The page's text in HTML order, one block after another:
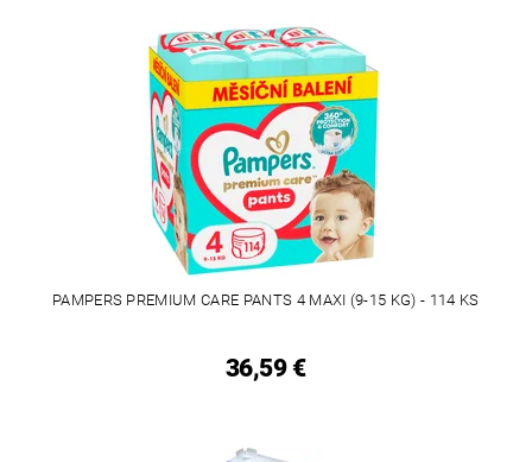
PAMPERS PREMIUM CARE PANTS 4 MAXI (9-15 KG) - 114 KS
36,59 €